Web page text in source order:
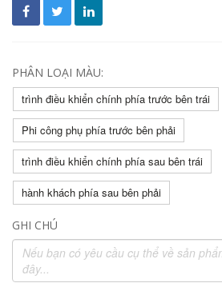
PHÂN LOẠI MÀU:
trình điều khiển chính phía trước bên trái
Phi công phụ phía trước bên phải
trình điều khiển chính phía sau bên trái
hành khách phía sau bên phải
GHI CHÚ